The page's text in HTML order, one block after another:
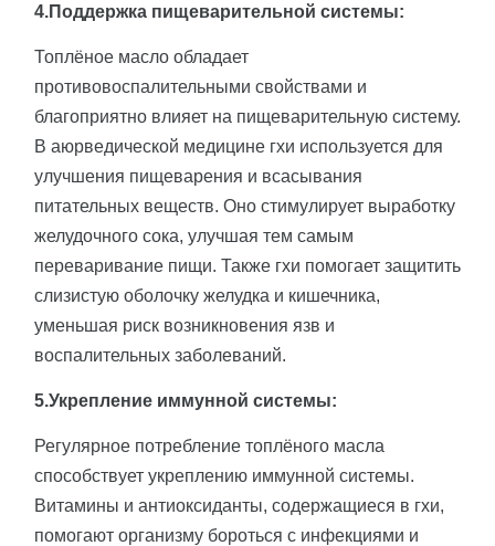
4.Поддержка пищеварительной системы:
Топлёное масло обладает
противовоспалительными свойствами и
благоприятно влияет на пищеварительную систему.
В аюрведической медицине гхи используется для
улучшения пищеварения и всасывания
питательных веществ. Оно стимулирует выработку
желудочного сока, улучшая тем самым
переваривание пищи. Также гхи помогает защитить
слизистую оболочку желудка и кишечника,
уменьшая риск возникновения язв и
воспалительных заболеваний.
5.Укрепление иммунной системы:
Регулярное потребление топлёного масла
способствует укреплению иммунной системы.
Витамины и антиоксиданты, содержащиеся в гхи,
помогают организму бороться с инфекциями и